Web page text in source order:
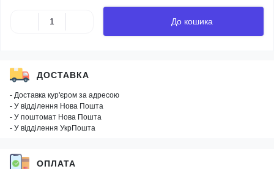
До кошика
ДОСТАВКА
- Доставка кур'єром за адресою
- У відділення Нова Пошта
- У поштомат Нова Пошта
- У відділення УкрПошта
ОПЛАТА